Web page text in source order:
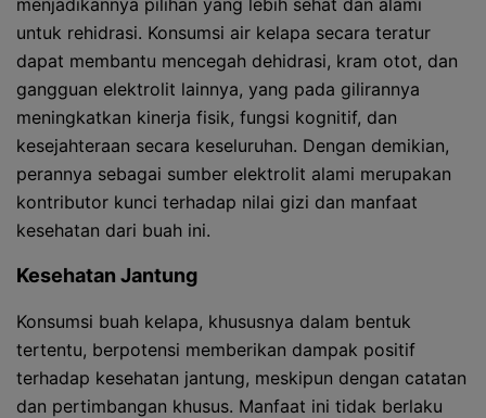
menjadikannya pilihan yang lebih sehat dan alami
untuk rehidrasi. Konsumsi air kelapa secara teratur
dapat membantu mencegah dehidrasi, kram otot, dan
gangguan elektrolit lainnya, yang pada gilirannya
meningkatkan kinerja fisik, fungsi kognitif, dan
kesejahteraan secara keseluruhan. Dengan demikian,
perannya sebagai sumber elektrolit alami merupakan
kontributor kunci terhadap nilai gizi dan manfaat
kesehatan dari buah ini.
Kesehatan Jantung
Konsumsi buah kelapa, khususnya dalam bentuk
tertentu, berpotensi memberikan dampak positif
terhadap kesehatan jantung, meskipun dengan catatan
dan pertimbangan khusus. Manfaat ini tidak berlaku